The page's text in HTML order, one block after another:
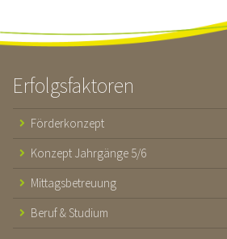
Erfolgsfaktoren
Förderkonzept
Konzept Jahrgänge 5/6
Mittagsbetreuung
Beruf & Studium